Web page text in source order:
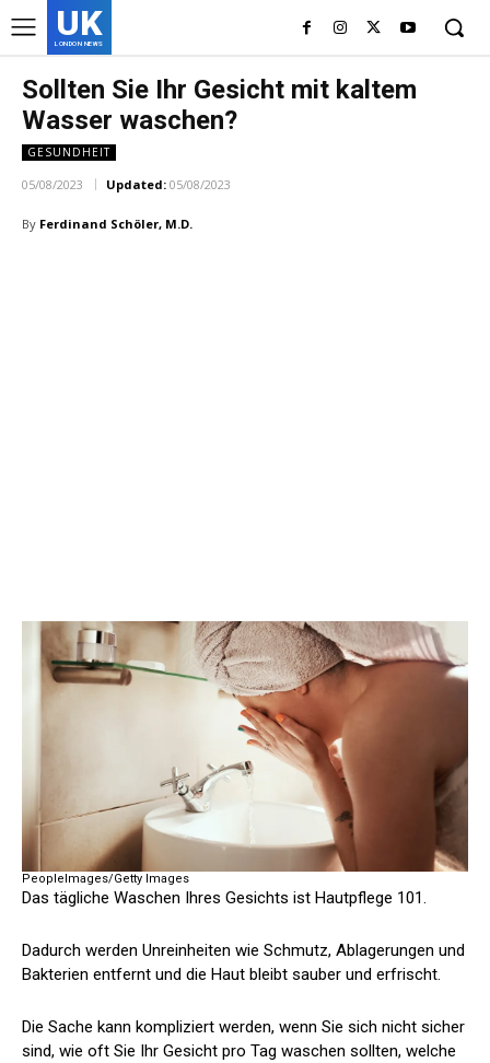
UK
LONDON NEWS
Sollten Sie Ihr Gesicht mit kaltem
Wasser waschen?
GESUNDHEIT
05/08/2023 Updated: 05/08/2023
By Ferdinand Schöler, M.D.
PeopleImages/Getty Images
Das tägliche Waschen Ihres Gesichts ist Hautpflege 101.
Dadurch werden Unreinheiten wie Schmutz, Ablagerungen und
Bakterien entfernt und die Haut bleibt sauber und erfrischt.
Die Sache kann kompliziert werden, wenn Sie sich nicht sicher
sind, wie oft Sie Ihr Gesicht pro Tag waschen sollten, welche